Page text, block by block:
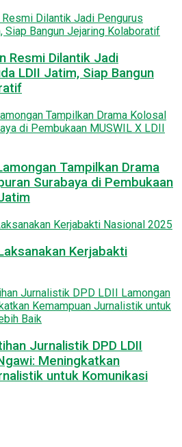
Resmi Dilantik Jadi
LDII Jatim, Siap Bangun
Tampilkan Drama
Surabaya di Pembukaan
Kerjabakti
Jurnalistik DPD LDII
Meningkatkan
untuk Komunikasi